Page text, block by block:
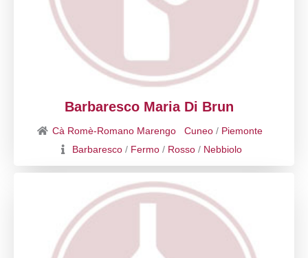
Barbaresco Maria Di Brun
Cà Romè-Romano Marengo Cuneo/ Piemonte
Barbaresco / Fermo / Rosso / Nebbiolo